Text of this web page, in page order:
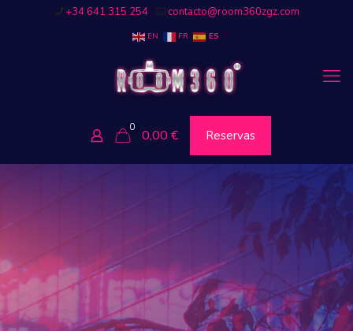
+34 641 315 254 contacto@room360zgz.com
EN FR ES
0 0,00€ Reservas